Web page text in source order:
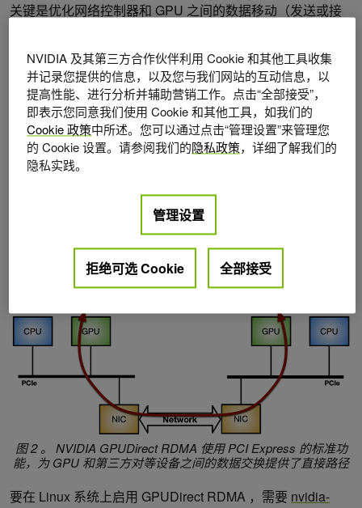
关键是优化网络控制器和 GPU 之间的数据移动（发送或接
技术使用 PCI Express 总线接口的标准功能，在 NVIDIA
GPU 和第三方对等设备（如网卡）之间实现直接数据路径。
GPUDirect RDMA 依赖于 NVIDIA GPU 在 PCI Express 基
址寄存器（ BAR ）区域上公开部分设备内存的能力。有关
更多信息，请参阅 CUDA 工具包文档中的
GPUDirect-RDMA 进行基准测试文章对使用不同系统拓扑
的标准 IB 谓词执行网络操作（发送和接收）时的 GPUDirect
RDMA 带宽和延迟进行了更深入的分析。
图 2 。 NVIDIA GPUDirect RDMA 使用 PCI Express 的标准功
能，为 GPU 和第三方对等设备之间的数据交换提供了直接路径
要在 Linux 系统上启用 GPUDirect RDMA ，需要 nvidia-
NVIDIA 及其第三方合作伙伴利用 Cookie 和其他工具收集
并记录您提供的信息，以及您与我们网站的互动信息，以
提高性能、进行分析并辅助营销工作。点击“全部接受”，
即表示您同意我们使用 Cookie 和其他工具，如我们的
Cookie 政策中所述。您可以通过点击“管理设置”来管理您
的 Cookie 设置。请参阅我们的隐私政策，详细了解我们的
隐私实践。
管理设置
拒绝可选 Cookie 全部接受